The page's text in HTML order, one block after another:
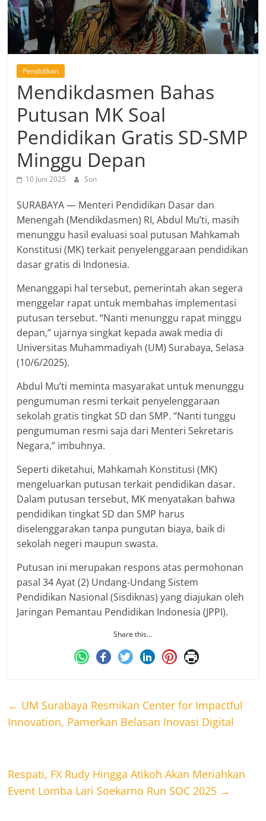
Pendidikan
Mendikdasmen Bahas
Putusan MK Soal
Pendidikan Gratis SD-SMP
Minggu Depan
10 Juni 2025 Son
SURABAYA — Menteri Pendidikan Dasar dan
Menengah (Mendikdasmen) RI, Abdul Mu’ti, masih
menunggu hasil evaluasi soal putusan Mahkamah
Konstitusi (MK) terkait penyelenggaraan pendidikan
dasar gratis di Indonesia.
Menanggapi hal tersebut, pemerintah akan segera
menggelar rapat untuk membahas implementasi
putusan tersebut. “Nanti menunggu rapat minggu
depan,” ujarnya singkat kepada awak media di
Universitas Muhammadiyah (UM) Surabaya, Selasa
(10/6/2025).
Abdul Mu’ti meminta masyarakat untuk menunggu
pengumuman resmi terkait penyelenggaraan
sekolah gratis tingkat SD dan SMP. “Nanti tunggu
pengumuman resmi saja dari Menteri Sekretaris
Negara,” imbuhnya.
Seperti diketahui, Mahkamah Konstitusi (MK)
mengeluarkan putusan terkait pendidikan dasar.
Dalam putusan tersebut, MK menyatakan bahwa
pendidikan tingkat SD dan SMP harus
diselenggarakan tanpa pungutan biaya, baik di
sekolah negeri maupun swasta.
Putusan ini merupakan respons atas permohonan
pasal 34 Ayat (2) Undang-Undang Sistem
Pendidikan Nasional (Sisdiknas) yang diajukan oleh
Jaringan Pemantau Pendidikan Indonesia (JPPI).
Share this…
← UM Surabaya Resmikan Center for Impactful
Innovation, Pamerkan Belasan Inovasi Digital
Respati, FX Rudy Hingga Atikoh Akan Meriahkan
Event Lomba Lari Soekarno Run SOC 2025 →